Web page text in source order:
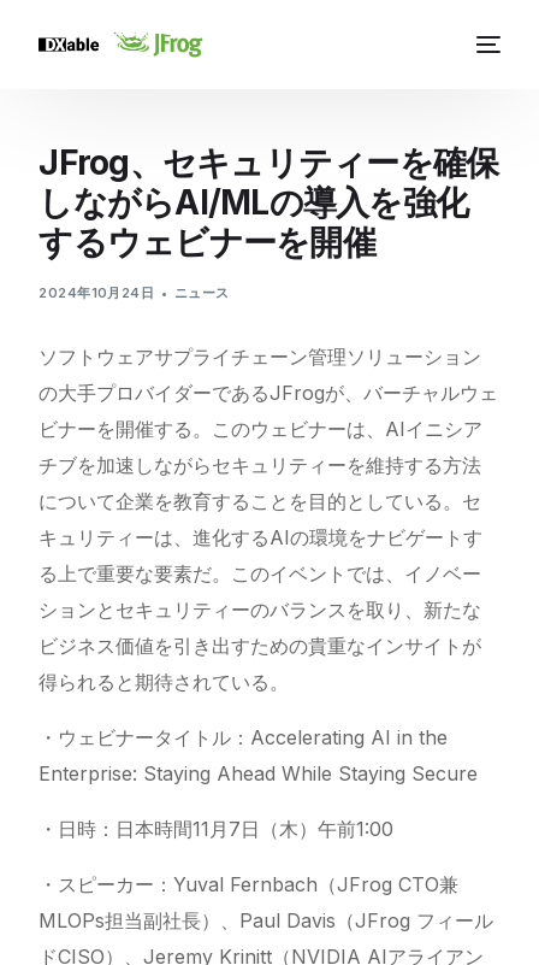
JFrog、セキュリティーを確保
しながらAI/MLの導入を強化
するウェビナーを開催
2024年10月24日 ニュース
ソフトウェアサプライチェーン管理ソリューション
の大手プロバイダーであるJFrogが、バーチャルウェ
ビナーを開催する。このウェビナーは、AIイニシア
チブを加速しながらセキュリティーを維持する方法
について企業を教育することを目的としている。セ
キュリティーは、進化するAIの環境をナビゲートす
る上で重要な要素だ。このイベントでは、イノベー
ションとセキュリティーのバランスを取り、新たな
ビジネス価値を引き出すための貴重なインサイトが
得られると期待されている。
・ウェビナータイトル：Accelerating AI in the
Enterprise: Staying Ahead While Staying Secure
・日時：日本時間11月7日（木）午前1:00
・スピーカー：Yuval Fernbach（JFrog CTO兼
MLOPs担当副社長）、Paul Davis（JFrog フィール
ドCISO）、Jeremy Krinitt（NVIDIA AIアライアン